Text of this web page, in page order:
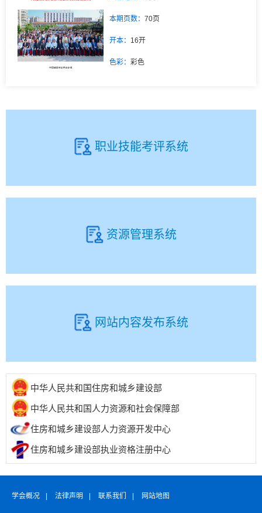
本期页数： 70页
开本： 16开
色彩： 彩色
职业技能考评系统
资源管理系统
网站内容发布系统
中华人民共和国住房和城乡建设部
中华人民共和国人力资源和社会保障部
住房和城乡建设部人力资源开发中心
住房和城乡建设部执业资格注册中心
学会概况 法律声明 联系我们 网站地图